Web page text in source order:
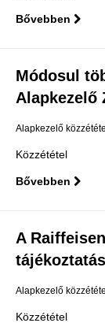
Bővebben
Módosul
Alapkezelő
Alapkezelő közzététel
Közzététel
Bővebben
A
Alapkezelő közzététel
Közzététel